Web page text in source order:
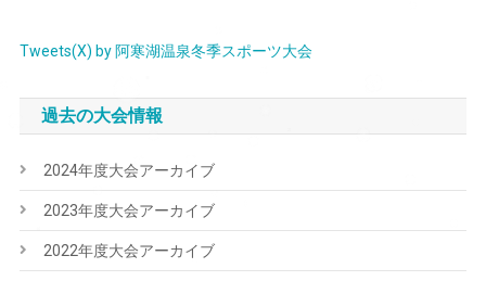
ン
Tweets(X) by 阿寒湖温泉冬季スポーツ大会
過去の大会情報
2024年度大会アーカイブ
2023年度大会アーカイブ
2022年度大会アーカイブ